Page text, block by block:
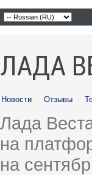
ЛАДА
Новости · Отзывы ·
Лада
на
на